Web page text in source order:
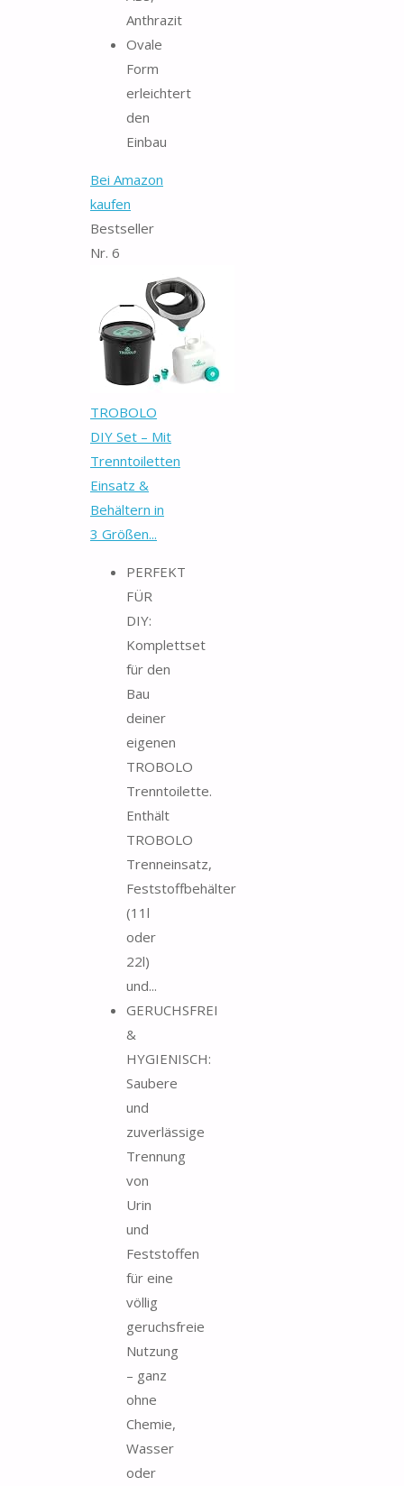
Anthrazit
Ovale
Form
erleichtert
den
Einbau
Bei Amazon
kaufen
Bestseller
Nr. 6
TROBOLO
DIY Set – Mit
Trenntoiletten
Einsatz &
Behältern in
3 Größen...
PERFEKT
FÜR
DIY:
Komplettset
für den
Bau
deiner
eigenen
TROBOLO
Trenntoilette.
Enthält
TROBOLO
Trenneinsatz,
Feststoffbehälter
(11l
oder
22l)
und...
GERUCHSFREI
&
HYGIENISCH:
Saubere
und
zuverlässige
Trennung
von
Urin
und
Feststoffen
für eine
völlig
geruchsfreie
Nutzung
– ganz
ohne
Chemie,
Wasser
oder